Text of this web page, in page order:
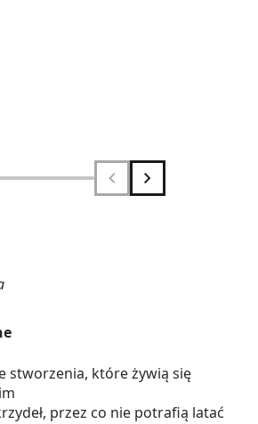
stworzenia, które żywią się
przez co nie potrafią latać